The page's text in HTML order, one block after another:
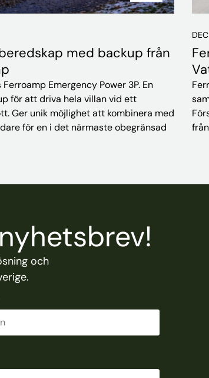
med backup från
Ferroamp Emergency Power 3P. En
för att driva hela villan vid ett
Ger unik möjlighet att kombinera med
för en i det närmaste obegränsad
och